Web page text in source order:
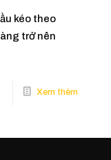
kéo theo
trở nên